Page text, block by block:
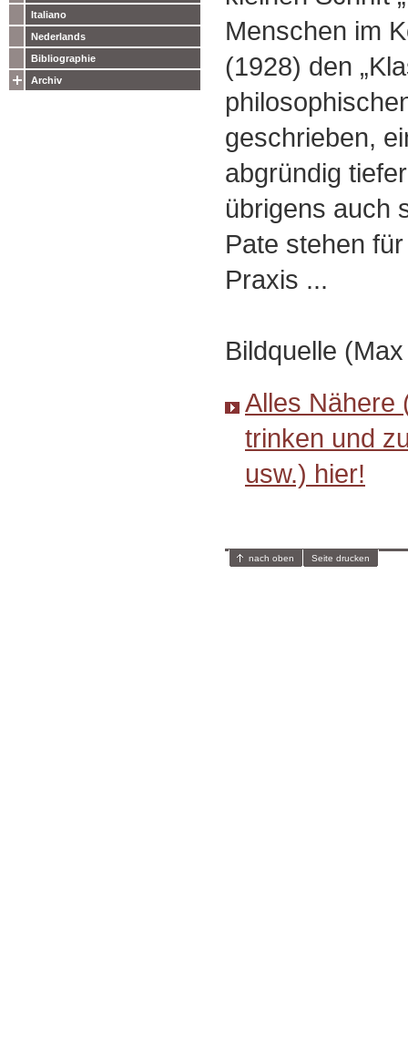
Italiano
Nederlands
Bibliographie
Archiv
Menschen im
(1928) den
geschrieben,
abgründig
übrigens auch
Pate stehen
Praxis ...
Bildquelle
Alles Nähere
trinken und
usw.) hier!
nach oben Seite drucken